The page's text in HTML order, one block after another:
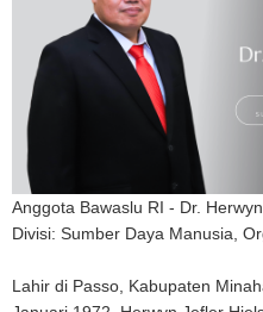
Anggota Bawaslu RI - Dr.
Divisi: Sumber Daya Manusia,
Lahir di Passo, Kabupaten